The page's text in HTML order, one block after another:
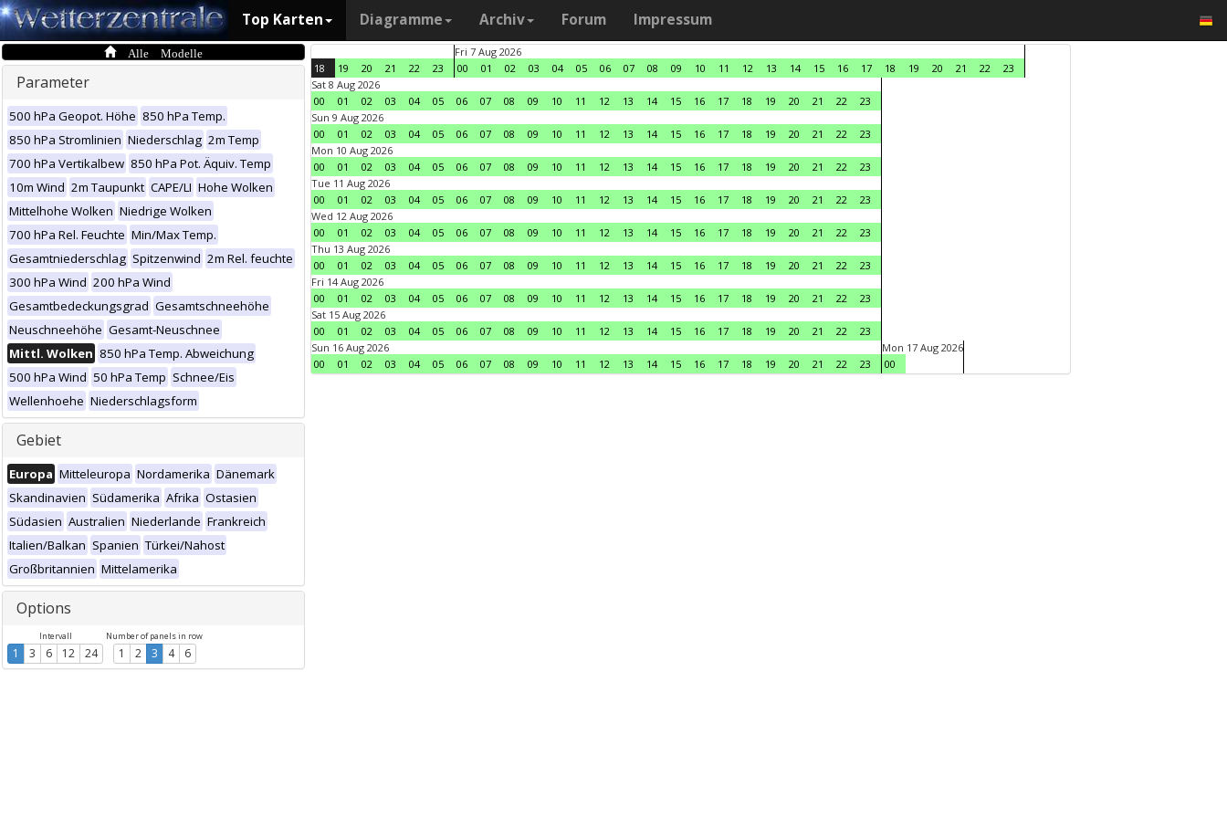
Top Karten Diagramme Archiv Forum Impressum
Alle Modelle
Parameter
500 hPa Geopot. Höhe 850 hPa Temp.
850 hPa Stromlinien Niederschlag 2m Temp
700 hPa Vertikalbew 850 hPa Pot. Äquiv. Temp
10m Wind 2m Taupunkt CAPE/LI Hohe Wolken
Mittelhohe Wolken Niedrige Wolken
700 hPa Rel. Feuchte Min/Max Temp.
Gesamtniederschlag Spitzenwind 2m Rel. feuchte
300 hPa Wind 200 hPa Wind
Gesamtbedeckungsgrad Gesamtschneehöhe
Neuschneehöhe Gesamt-Neuschnee
Mittl. Wolken 850 hPa Temp. Abweichung
500 hPa Wind 50 hPa Temp Schnee/Eis
Wellenhoehe Niederschlagsform
Gebiet
Europa Mitteleuropa Nordamerika Dänemark
Skandinavien Südamerika Afrika Ostasien
Südasien Australien Niederlande Frankreich
Italien/Balkan Spanien Türkei/Nahost
Großbritannien Mittelamerika
Options
Intervall
1 3 6 12 24
Number of panels in row
1 2 3 4 6
18 19 20 21 22 23
Fri 7 Aug 2026
00
01 02 03 04 05 06 07 08 09 10 11 12 13 14 15 16 17 18 19 20 21 22
23
Sat 8 Aug 2026
00
01 02 03 04 05 06 07 08 09 10 11 12 13 14 15 16 17 18 19 20 21 22
23
Sun 9 Aug 2026
00
01 02 03 04 05 06 07 08 09 10 11 12 13 14 15 16 17 18 19 20 21 22
23
Mon 10 Aug 2026
00
01 02 03 04 05 06 07 08 09 10 11 12 13 14 15 16 17 18 19 20 21 22
23
Tue 11 Aug 2026
00
01 02 03 04 05 06 07 08 09 10 11 12 13 14 15 16 17 18 19 20 21 22
23
Wed 12 Aug 2026
00
01 02 03 04 05 06 07 08 09 10 11 12 13 14 15 16 17 18 19 20 21 22
23
Thu 13 Aug 2026
00
01 02 03 04 05 06 07 08 09 10 11 12 13 14 15 16 17 18 19 20 21 22
23
Fri 14 Aug 2026
00
01 02 03 04 05 06 07 08 09 10 11 12 13 14 15 16 17 18 19 20 21 22
23
Sat 15 Aug 2026
00
01 02 03 04 05 06 07 08 09 10 11 12 13 14 15 16 17 18 19 20 21 22
23
Sun 16 Aug 2026
00
01 02 03 04 05 06 07 08 09 10 11 12 13 14 15 16 17 18 19 20 21 22 23
Mon 17 Aug 2026
00